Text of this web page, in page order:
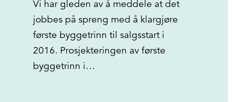
Vi har gleden av å meddele at det
jobbes på spreng med å klargjøre
første byggetrinn til salgsstart i
2016. Prosjekteringen av første
byggetrinn i…